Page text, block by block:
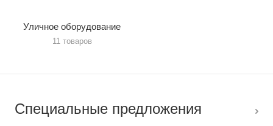
Уличное оборудование
11 товаров
Специальные предложения